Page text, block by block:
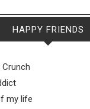
HAPPY FRIENDS
Crunch
my life